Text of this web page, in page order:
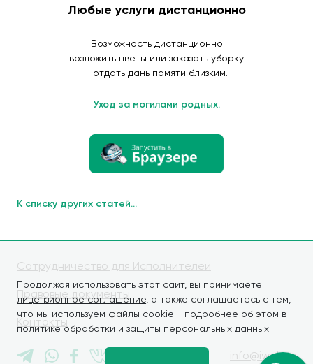
Продолжая использовать этот сайт, вы принимаете
лицензионное соглашение , а также соглашаетесь с тем,
что мы используем файлы cookie - подробнее об этом в
политике обработки и защиты персональных данных.
Любые услуги дистанционно
Возможность дистанционно
возложить цветы или заказать уборку
- отдать дань памяти близким.
Уход за могилами родных.
К списку других статей...
Сотрудничество для Исполнителей
Правовые документы
Контакты
info@iwaly.ru